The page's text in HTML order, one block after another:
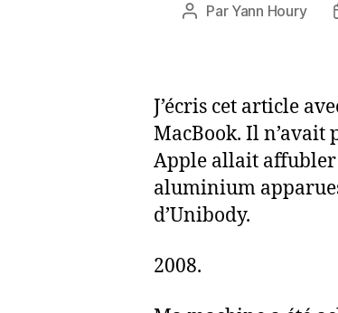
Auteur
Par Yann Houry
J’écris cet article
MacBook. Il n’avait
Apple allait affubler
aluminium
d’Unibody.
2008.